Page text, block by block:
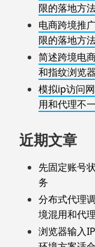
限的落地方
电商跨境推
限的落地方
简述跨境电
和指纹浏览
模拟ip访问
用和代理不
近期文章
先固定账号
务
分布式代理
境混用和代
浏览器输入